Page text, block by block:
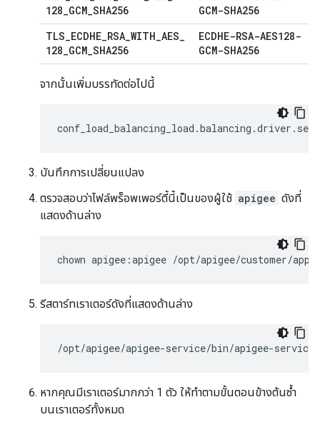
128 GCM SHA256
GCM-SHA256
TLS ECDHE RSA WITH AES
128 GCM SHA256
ECDHE-RSA-AES128-
GCM-SHA256
จากนั้นเพิ่มบรรทัดต่อไปนี้
conf_load_balancing_load .balancing .driver .
บันทึกการเปลี่ยนแปลง
ตรวจสอบว่าไฟล์พร็อพเพอร์ตี้นี้เป็นของผู้ใช้ apigee ดังที่
แสดงด้านล่าง
chown apigee:apigee /opt/apigee/customer/
รีสตาร์ทเราเตอร์ดังที่แสดงด้านล่าง
/opt/apigee/apigee-service/bin/apigee-
หากคุณมีเราเตอร์มากกว่า 1 ตัว ให้ทำตามขั้นตอนข้างต้นซ้ำ
บนเราเตอร์ทั้งหมด